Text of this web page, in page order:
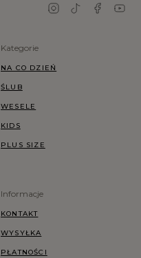
Kategorie
NA CO DZIEŃ
ŚLUB
WESELE
KIDS
PLUS SIZE
Informacje
KONTAKT
WYSYŁKA
PŁATNOŚCI